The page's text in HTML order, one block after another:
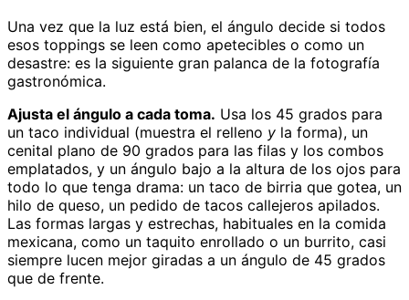
Una vez que la luz está bien, el ángulo decide si todos
esos toppings se leen como apetecibles o como un
desastre: es la siguiente gran palanca de la fotografía
gastronómica.
Ajusta el ángulo a cada toma. Usa los 45 grados para
un taco individual (muestra el relleno y la forma), un
cenital plano de 90 grados para las filas y los combos
emplatados, y un ángulo bajo a la altura de los ojos para
todo lo que tenga drama: un taco de birria que gotea, un
hilo de queso, un pedido de tacos callejeros apilados.
Las formas largas y estrechas, habituales en la comida
mexicana, como un taquito enrollado o un burrito, casi
siempre lucen mejor giradas a un ángulo de 45 grados
que de frente.